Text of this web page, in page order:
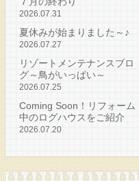
2026.07.31
夏休みが始まりました～♪
2026.07.27
リゾートメンテナンスブロ
グ～鳥がいっぱい～
2026.07.25
Coming Soon！リフォーム
中のログハウスをご紹介
2026.07.20